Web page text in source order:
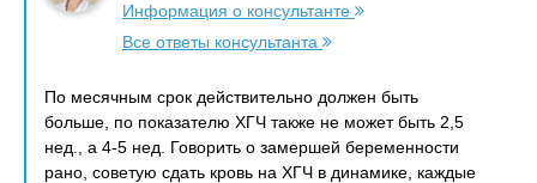
Информация о консультанте
Все ответы консультанта
По месячным срок действительно должен быть
больше, по показателю ХГЧ также не может быть 2,5
нед., а 4-5 нед. Говорить о замершей беременности
рано, советую сдать кровь на ХГЧ в динамике, каждые